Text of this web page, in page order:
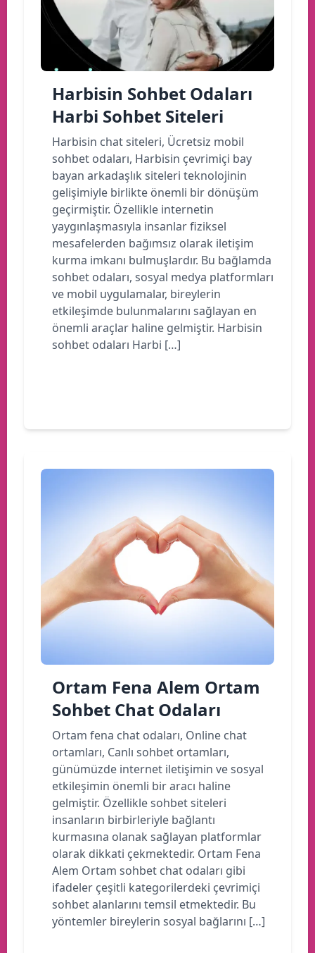
Harbisin Sohbet Odaları
Harbi Sohbet Siteleri
Harbisin chat siteleri, Ücretsiz mobil
sohbet odaları, Harbisin çevrimiçi bay
bayan arkadaşlık siteleri teknolojinin
gelişimiyle birlikte önemli bir dönüşüm
geçirmiştir. Özellikle internetin
yaygınlaşmasıyla insanlar fiziksel
mesafelerden bağımsız olarak iletişim
kurma imkanı bulmuşlardır. Bu bağlamda
sohbet odaları, sosyal medya platformları
ve mobil uygulamalar, bireylerin
etkileşimde bulunmalarını sağlayan en
önemli araçlar haline gelmiştir. Harbisin
sohbet odaları Harbi […]
Ortam Fena Alem Ortam
Sohbet Chat Odaları
Ortam fena chat odaları, Online chat
ortamları, Canlı sohbet ortamları,
günümüzde internet iletişimin ve sosyal
etkileşimin önemli bir aracı haline
gelmiştir. Özellikle sohbet siteleri
insanların birbirleriyle bağlantı
kurmasına olanak sağlayan platformlar
olarak dikkati çekmektedir. Ortam Fena
Alem Ortam sohbet chat odaları gibi
ifadeler çeşitli kategorilerdeki çevrimiçi
sohbet alanlarını temsil etmektedir. Bu
yöntemler bireylerin sosyal bağlarını […]